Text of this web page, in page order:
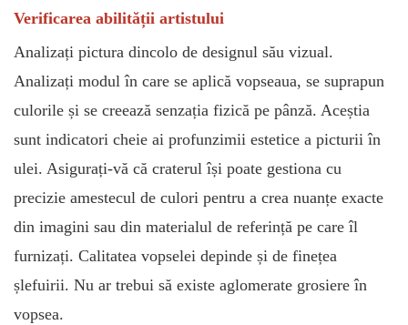
Verificarea abilității artistului
Analizați pictura dincolo de designul său vizual.
Analizați modul în care se aplică vopseaua, se suprapun
culorile și se creează senzația fizică pe pânză. Aceștia
sunt indicatori cheie ai profunzimii estetice a picturii în
ulei. Asigurați-vă că craterul își poate gestiona cu
precizie amestecul de culori pentru a crea nuanțe exacte
din imagini sau din materialul de referință pe care îl
furnizați. Calitatea vopselei depinde și de finețea
șlefuirii. Nu ar trebui să existe aglomerate grosiere în
vopsea.